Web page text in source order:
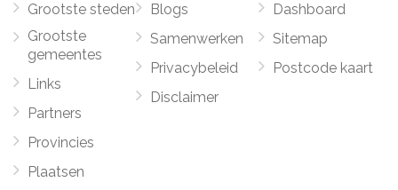
Grootste steden
Grootste
gemeentes
Links
Partners
Provincies
Plaatsen
Blogs
Samenwerken
Privacybeleid
Disclaimer
Dashboard
Sitemap
Postcode kaart